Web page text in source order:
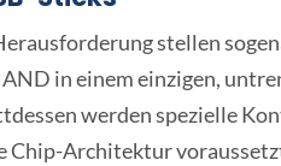
stellen
in einem einzigen,
werden spezielle
Chip-Architektur